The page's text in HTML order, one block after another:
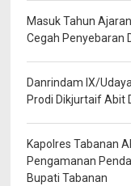
Masuk Tahun
Cegah Penyebaran
Danrindam IX/
Prodi Dikjurtaif Abit
Kapolres Tabanan
Pengamanan
Bupati Tabanan